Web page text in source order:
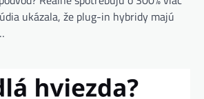
ukázala, že plug-in hybridy majú